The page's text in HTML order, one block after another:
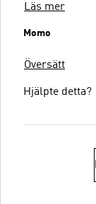
Läs mer
Momo
Översätt
Hjälpte detta?